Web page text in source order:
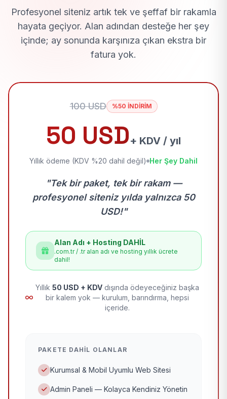
Profesyonel siteniz artık tek ve şeffaf bir rakamla
hayata geçiyor. Alan adından desteğe her şey
içinde; ay sonunda karşınıza çıkan ekstra bir
fatura yok.
100 USD %50 İNDİRİM
50 USD+ KDV / yıl
Yıllık ödeme (KDV %20 dahil değil) Her Şey Dahil
"Tek bir paket, tek bir rakam —
profesyonel siteniz yılda yalnızca 50
USD!"
Alan Adı + Hosting DAHİL
.com.tr / .tr alan adı ve hosting yıllık ücrete
dahil!
Yıllık 50 USD + KDV dışında ödeyeceğiniz başka
bir kalem yok — kurulum, barındırma, hepsi
içeride.
PAKETE DAHIL OLANLAR
Kurumsal & Mobil Uyumlu Web Sitesi
Admin Paneli — Kolayca Kendiniz Yönetin